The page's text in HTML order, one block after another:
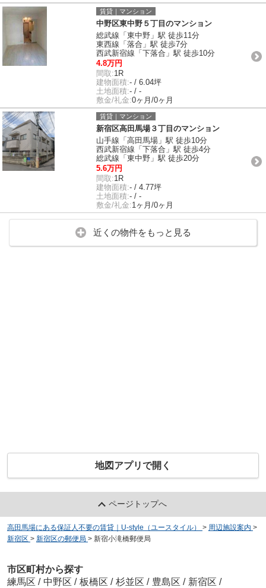
賃貸｜マンション
中野区東中野５丁目のマンション
総武線「東中野」駅 徒歩11分
東西線「落合」駅 徒歩7分
西武新宿線「下落合」駅 徒歩10分
4.8万円
間取:1R
建物面積:- / 6.04坪
土地面積:- / -
敷金/礼金:0ヶ月/0ヶ月
賃貸｜マンション
新宿区高田馬場３丁目のマンション
山手線「高田馬場」駅 徒歩10分
西武新宿線「下落合」駅 徒歩4分
総武線「東中野」駅 徒歩20分
5.6万円
間取:1R
建物面積:- / 4.77坪
土地面積:- / -
敷金/礼金:1ヶ月/0ヶ月
近くの物件をもっと見る
地図アプリで開く
ページトップへ
高田馬場にある保証人不要の賃貸｜U-style（ユースタイル） > 周辺施設案内 >
新宿区 > 新宿区の郵便局 > 新宿小滝橋郵便局
市区町村から探す
練馬区 / 中野区 / 板橋区 / 杉並区 / 豊島区 / 新宿区 /